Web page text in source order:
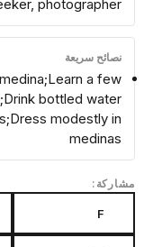
photographer
نصائح سريعة
a few
bottled water
modestly in
medinas
مشاركة:
F